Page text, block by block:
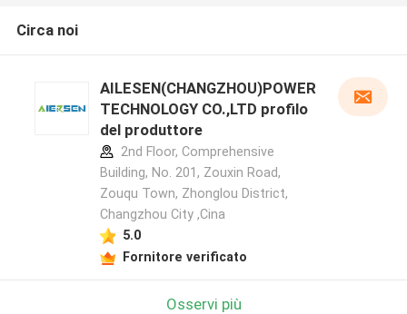
Circa noi
AILESEN(CHANGZHOU)POWER
TECHNOLOGY CO.,LTD profilo
del produttore
2nd Floor, Comprehensive
Building, No. 201, Zouxin Road,
Zouqu Town, Zhonglou District,
Changzhou City ,Cina
5.0
Fornitore verificato
Osservi più